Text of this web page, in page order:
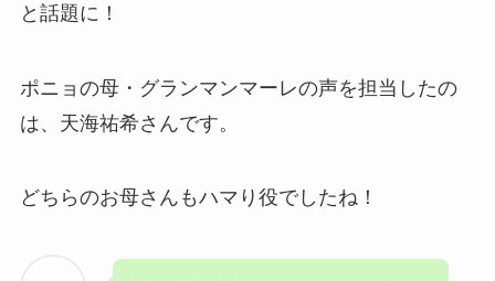
と話題に！
ポニョの母・グランマンマーレの声を担当したの
は、天海祐希さんです。
どちらのお母さんもハマり役でしたね！